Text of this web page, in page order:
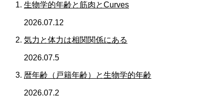
生物学的年齢と筋肉とCurves
2026.07.12
気力と体力は相関関係にある
2026.07.5
暦年齢（戸籍年齢）と生物学的年齢
2026.07.2